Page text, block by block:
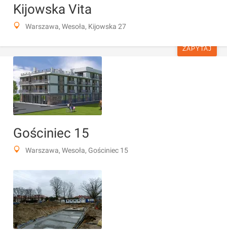
Kijowska Vita
Warszawa, Wesoła, Kijowska 27
ZAPYTAJ
Gościniec 15
Warszawa, Wesoła, Gościniec 15